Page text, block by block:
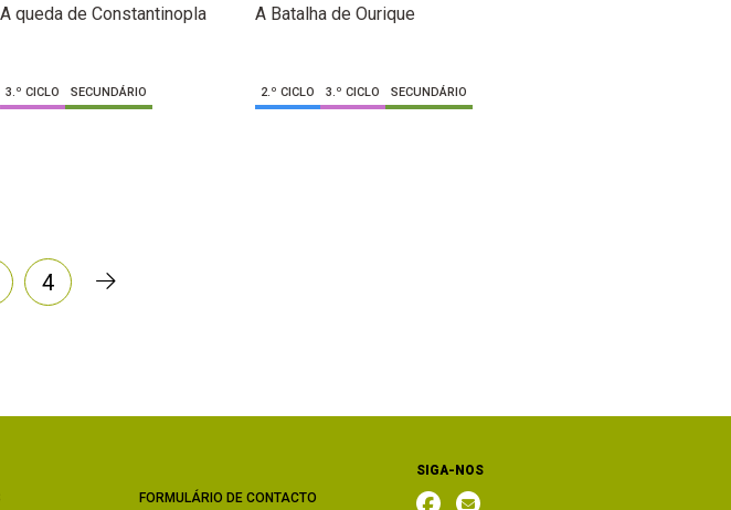
A queda de Constantinopla
3.º CICLO SECUNDÁRIO
A Batalha de Ourique
2.º CICLO 3.º CICLO SECUNDÁRIO
4
FORMULÁRIO DE CONTACTO
SIGA-NOS